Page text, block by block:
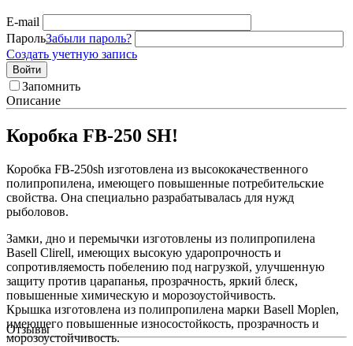
E-mail
ПарольЗабыли пароль?
Создать учетную запись
Войти
Запомнить
Описание
Коробка FB-250 SH!
Коробка FB-250sh изготовлена из высококачественного
полипропилена, имеющего повышенные потребительские
свойства. Она специально разрабатывалась для нужд
рыболовов.
Замки, дно и перемычки изготовлены из полипропилена
Basell Clirell, имеющих высокую ударопрочность и
сопротивляемость побелению под нагрузкой, улучшенную
защиту против царапанья, прозрачность, яркий блеск,
повышенные химическую и морозоустойчивость.
Крышка изготовлена из полипропилена марки Basell Moplen,
имеющего повышенные износостойкость, прозрачность и
морозоустойчивость.
Отзывы